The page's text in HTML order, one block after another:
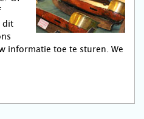
dit
informatie toe te sturen. We